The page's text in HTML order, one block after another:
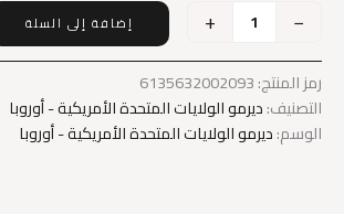
−
كمية
Bionnex
The
Nordea
Vitamin
C15%
+ إضافة إلى السلة
رمز المنتج:6135632002093
التصنيف:ديرمو الولايات المتحدة الأمريكية - أوروبا
الوسم:ديرمو الولايات المتحدة الأمريكية - أوروبا